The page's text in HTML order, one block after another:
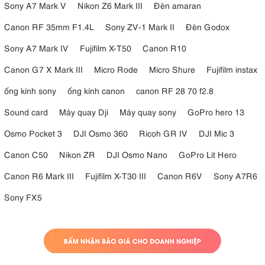
- Đáp ứng tần số: 20 Hz - 20 kHz
- Dải động: 100 dB (120 dB với Clipguard On)
- Đầu vào âm thanh tương đương (EIN): -130 dBV ở mức tăng 60
- Cổng kết nối: USB-C
- Jack cắm tai nghe 3,5mm
Sony A7 Mark V
Nikon Z6 Mark III
Đèn amaran
Canon RF 35mm F1.4L
Sony ZV-1 Mark II
Đèn Godox
Sony A7 Mark IV
Fujifilm X-T50
Canon R10
Canon G7 X Mark III
Micro Rode Micro Shure
Fujifilm instax
ống kính sony
ống kính canon
canon RF 28 70 f2.8
Sound card
Máy quay Dji Máy quay sony
GoPro hero 13
Osmo Pocket 3
DJI Osmo 360 Ricoh GR IV
DJI Mic 3
Canon C50
Nikon ZR DJI Osmo Nano
GoPro Lit Hero
Canon R6 Mark III
Fujifilm X-T30 III Canon R6V
Sony A7R6
Sony FX5